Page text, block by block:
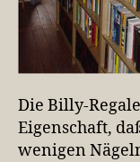
Die Billy-
Eigenschaft,
wenigen